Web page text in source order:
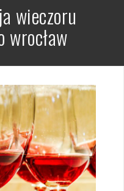
wieczoru
wrocław